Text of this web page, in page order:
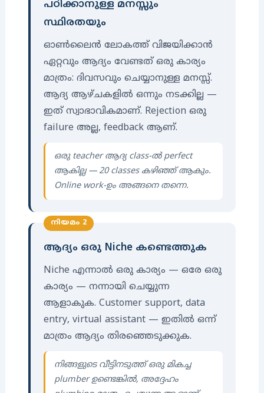
പഠിക്കാനുള്ള മനസ്സും
സ്ഥിരതയും
ഓൺലൈൻ ലോകത്ത് വിജയിക്കാൻ
ഏറ്റവും ആദ്യം വേണ്ടത് ഒരു കാര്യം
മാത്രം: ദിവസവും ചെയ്യാനുള്ള മനസ്സ്.
ആദ്യ ആഴ്ചകളിൽ ഒന്നും നടക്കില്ല —
ഇത് സ്വാഭാവികമാണ്. Rejection ഒരു
failure അല്ല, feedback ആണ്.
ഒരു teacher ആദ്യ class-ൽ perfect
ആകില്ല — 20 classes കഴിഞ്ഞ് ആകും.
Online work-ഉം അങ്ങനെ തന്നെ.
നിയമം 2
ആദ്യം ഒരു Niche കണ്ടെത്തുക
Niche എന്നാൽ ഒരു കാര്യം — ഒരേ ഒരു
കാര്യം — നന്നായി ചെയ്യുന്ന
ആളാകുക. Customer support, data
entry, virtual assistant — ഇതിൽ ഒന്ന്
മാത്രം ആദ്യം തിരഞ്ഞെടുക്കുക.
നിങ്ങളുടെ വീട്ടിനടുത്ത് ഒരു മികച്ച
plumber ഉണ്ടെങ്കിൽ, അദ്ദേഹം